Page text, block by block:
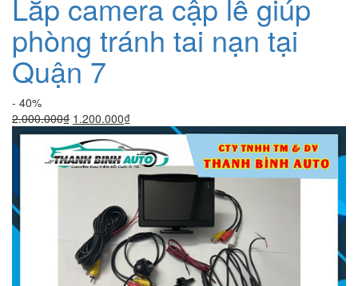
Lắp camera cập lề giúp
phòng tránh tai nạn tại
Quận 7
- 40%
2.000.000₫ Giá
gốc
là:
2.000.000₫.
1.200.000₫Giá
hiện
tại
là:
1.200.000₫.